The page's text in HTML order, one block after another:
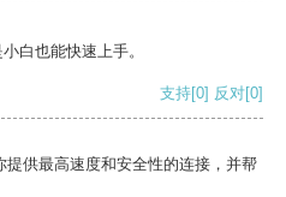
白也能快速上手。
支持[0] 反对[0]
供最高速度和安全性的连接，并帮